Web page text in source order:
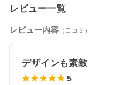
ホワイト（11 42 43）、ブリリ
7）
[サイズ]
[素材]
本体：ステンレス
レビュー一覧
レビュー内容 （口コミ）
デザインも素敵
5